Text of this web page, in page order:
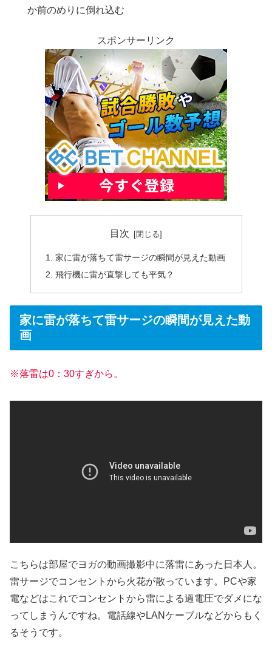
か前のめりに倒れ込む
スポンサーリンク
目次
家に雷が落ちて雷サージの瞬間が見えた動画
飛行機に雷が直撃しても平気？
家に雷が落ちて雷サージの瞬間が見えた動
画
※落雷は0：30すぎから。
こちらは部屋でヨガの動画撮影中に落雷にあった日本人。
雷サージでコンセントから火花が散っています。PCや家
電などはこれでコンセントから雷による過電圧でダメにな
ってしまうんですね。電話線やLANケーブルなどからもく
るそうです。